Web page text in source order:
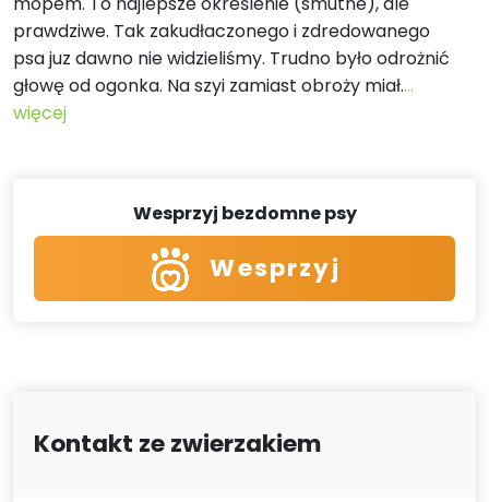
prawdziwe. Tak zakudłaczonego i zdredowanego
psa juz dawno nie widzieliśmy. Trudno było odrożnić
głowę od ogonka. Na szyi zamiast obroży miał....
więcej
Wesprzyj bezdomne psy
Wesprzyj
Kontakt ze zwierzakiem